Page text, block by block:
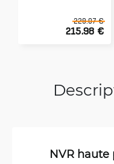
229.07 €
215.98 €
NVR